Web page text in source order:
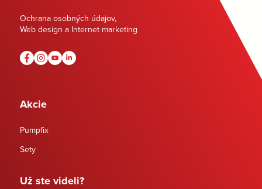
Ochrana osobných údajov,
Web design a Internet marketing
Akcie
Pumpfix
Sety
Už ste videli?